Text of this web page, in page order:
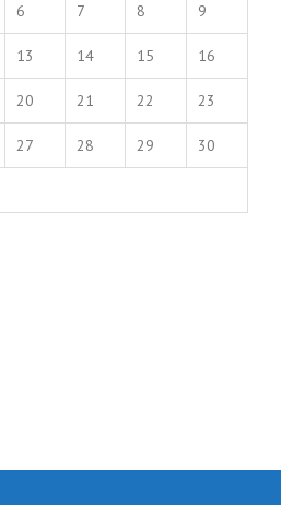
6 7 8 9
13 14 15 16
20 21 22 23
27 28 29 30